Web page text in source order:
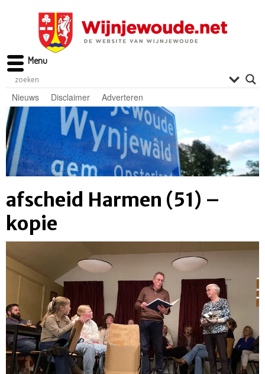
Nieuws Disclaimer Adverteren
afscheid Harmen (51) –
kopie
Menu